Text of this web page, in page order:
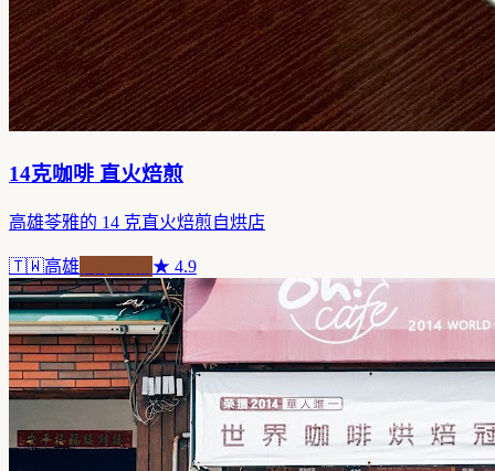
14克咖啡 直火焙煎
高雄苓雅的 14 克直火焙煎自烘店
🇹🇼高雄 ★ 4.9